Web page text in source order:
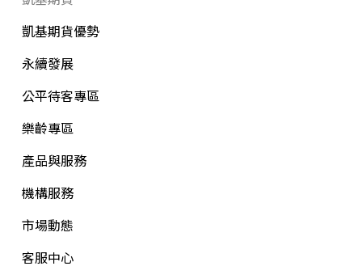
凱基期貨優勢
永續發展
公平待客專區
樂齡專區
產品與服務
機構服務
市場動態
客服中心